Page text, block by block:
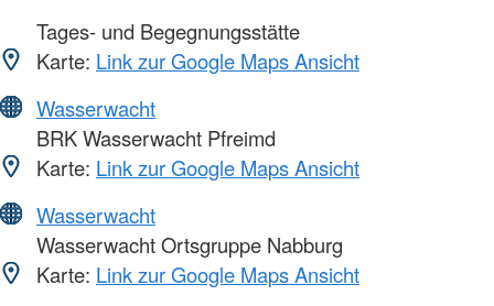
Tages- und Begegnungsstätte
Karte: Link zur Google Maps Ansicht
Wasserwacht
BRK Wasserwacht Pfreimd
Karte: Link zur Google Maps Ansicht
Wasserwacht
Wasserwacht Ortsgruppe Nabburg
Karte: Link zur Google Maps Ansicht